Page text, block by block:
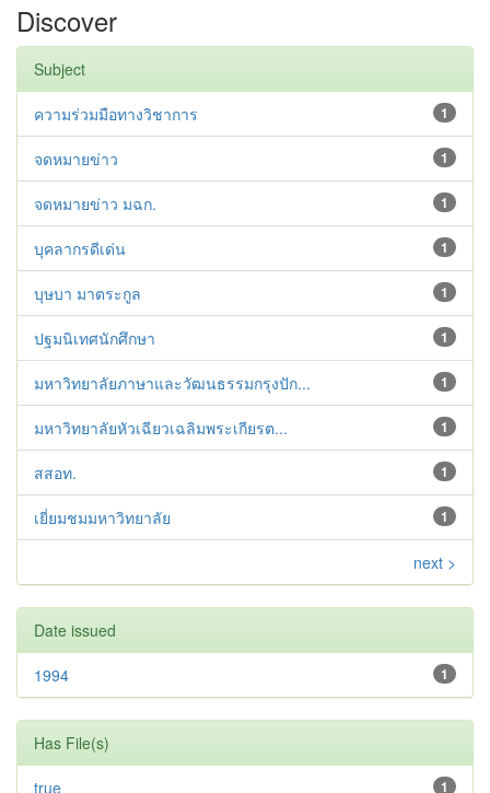
Discover
Subject
1
ความร่วมมือทางวิชาการ
1
จดหมายข่าว
1
จดหมายข่าว มฉก.
1
บุคลากรดีเด่น
1
บุษบา มาตระกูล
1
ปฐมนิเทศนักศึกษา
1
มหาวิทยาลัยภาษาและวัฒนธรรมกรุงปัก...
1
มหาวิทยาลัยหัวเฉียวเฉลิมพระเกียรต...
1
สสอท.
1
เยี่ยมชมมหาวิทยาลัย
next >
Date issued
1
1994
Has File(s)
1
true